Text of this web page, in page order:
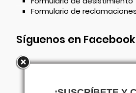
Formulario de reclamaciones
Síguenos en Facebook